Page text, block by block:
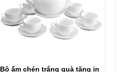
Bộ ấm chén trắng quà tặng in